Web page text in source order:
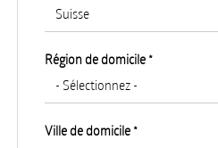
ES
PT
Région de domicile *
Ville de domicile *